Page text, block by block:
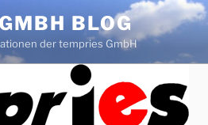
BLOG
der tempries GmbH